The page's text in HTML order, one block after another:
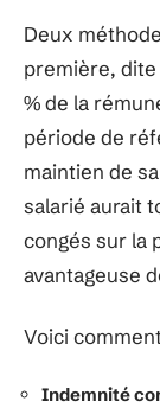
Deux
première, dite
% de la
période de
maintien de
salarié aurait
congés sur la
avantageuse
Voici
Indemnité